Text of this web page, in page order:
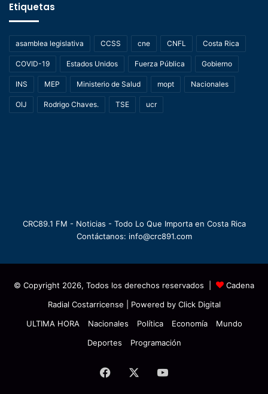
Etiquetas
asamblea legislativa CCSS cne CNFL Costa Rica
COVID-19 Estados Unidos Fuerza Pública Gobierno
INS MEP Ministerio de Salud mopt Nacionales
OIJ Rodrigo Chaves. TSE ucr
CRC89.1 FM - Noticias - Todo Lo Que Importa en Costa Rica
Contáctanos: info@crc891.com
© Copyright 2026, Todos los derechos reservados |
Cadena
Radial Costarricense | Powered by Click Digital
ULTIMA HORA
Nacionales Política Economía
Mundo
Deportes
Programación
Facebook